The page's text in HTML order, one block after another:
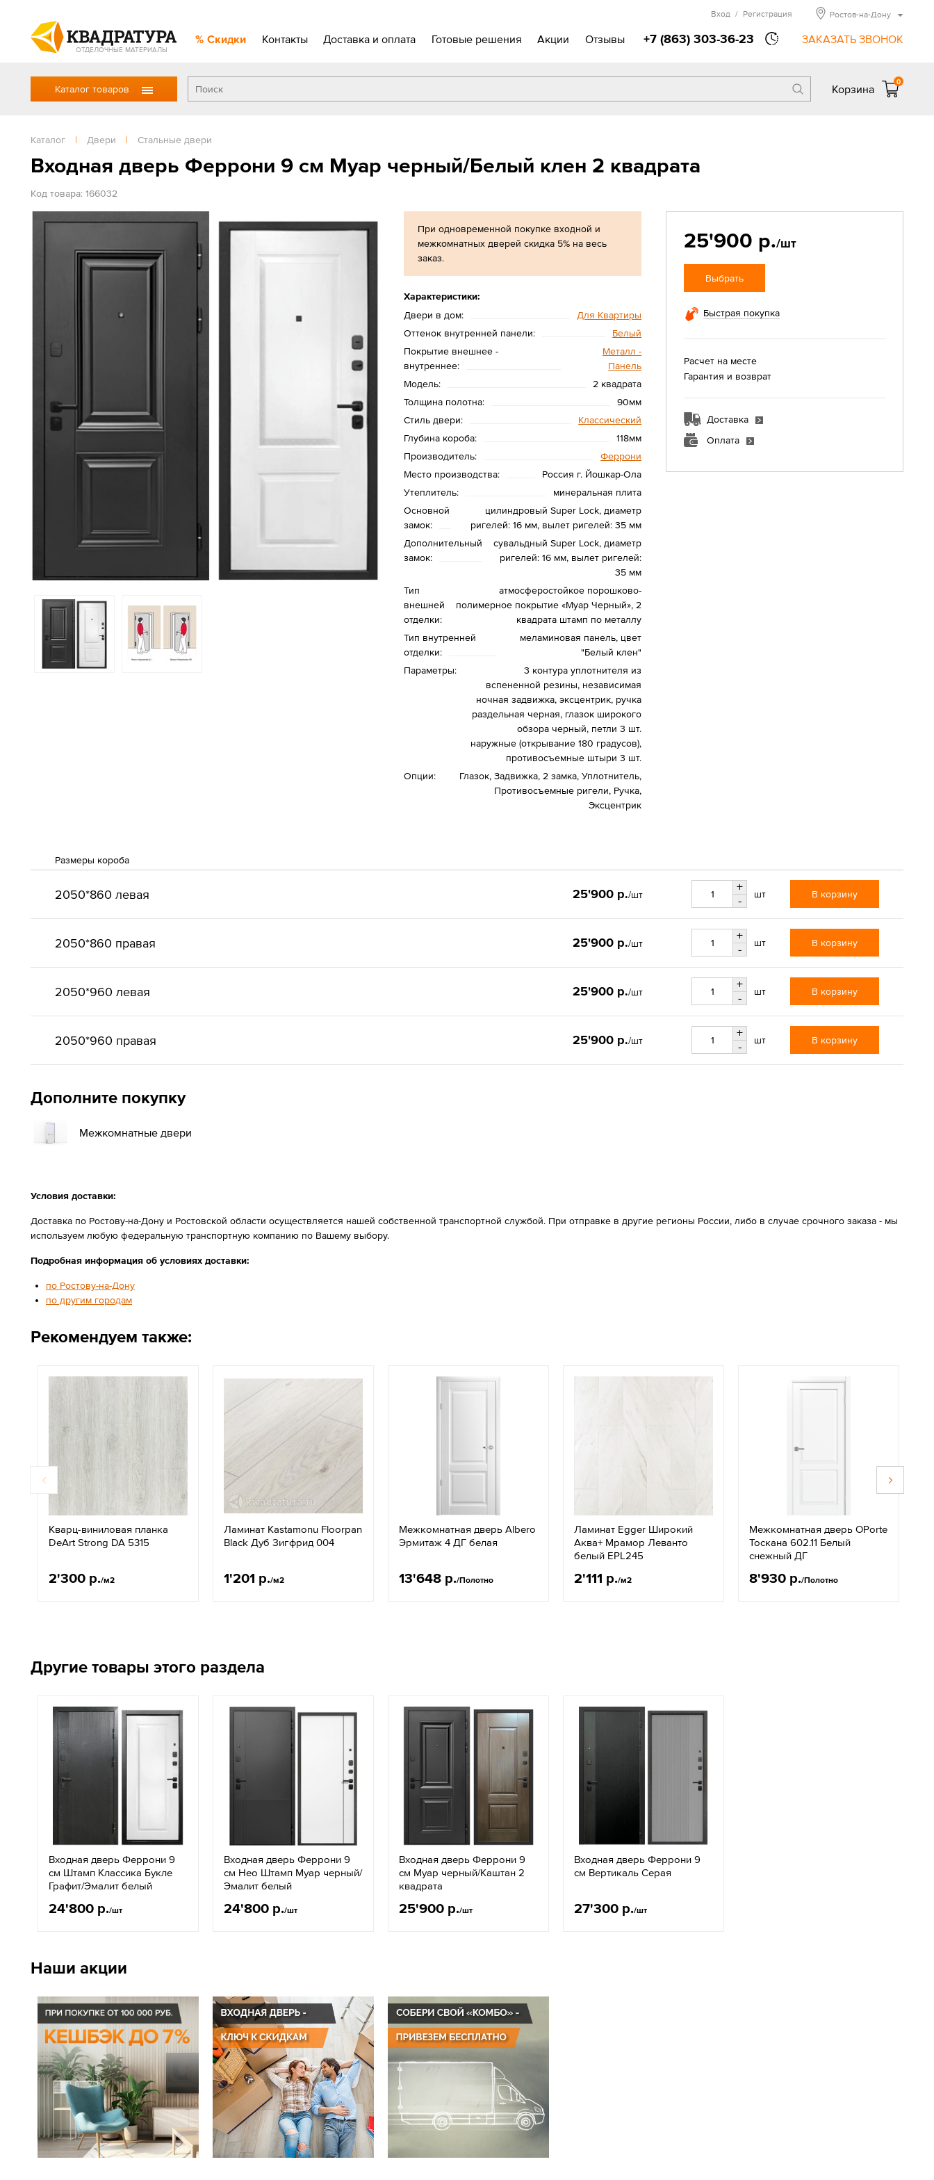
ОТДЕЛОЧНЫЕ МАТЕРИАЛЫ
Скидки Контакты Доставка и оплата Готовые решения Акции Отзывы +7 (863) 303-36-23 ЗАКАЗАТЬ ЗВОНОК
Вход / Регистрация Ростов-на-Дону
Каталог товаров Корзина
0
Каталог | Двери | Стальные двери
Входная дверь Феррони 9 см Муар черный/Белый клен 2 квадрата
Код товара: 166032
При одновременной покупке входной и
межкомнатных дверей скидка 5% на весь
заказ.
Характеристики:
Двери в дом:
Для Квартиры
Оттенок внутренней панели:
Белый
Покрытие внешнее -
внутреннее:
Металл -
Панель
Модель:
2 квадрата
Толщина полотна:
90мм
Стиль двери:
Классический
Глубина короба:
118мм
Производитель:
Феррони
Место производства:
Россия г. Йошкар-Ола
Утеплитель:
минеральная плита
Основной
замок:
цилиндровый Super Lock, диаметр
ригелей: 16 мм, вылет ригелей: 35 мм
Дополнительный
замок:
сувальдный Super Lock, диаметр
ригелей: 16 мм, вылет ригелей:
35 мм
Тип
внешней
отделки:
атмосферостойкое порошково-
полимерное покрытие «Муар Черный», 2
квадрата штамп по металлу
Тип внутренней
отделки:
меламиновая панель, цвет
"Белый клен"
Параметры:
3 контура уплотнителя из
вспененной резины, независимая
ночная задвижка, эксцентрик, ручка
раздельная черная, глазок широкого
обзора черный, петли 3 шт.
наружные (открывание 180 градусов),
противосъемные штыри 3 шт.
Опции:
Глазок, Задвижка, 2 замка, Уплотнитель,
Противосъемные ригели, Ручка,
Эксцентрик
25'900 р./шт
Выбрать
Быстрая покупка
Расчет на месте
Гарантия и возврат
Доставка
Оплата
Размеры короба
2050*860 левая 25'900 р./шт
+
-
шт В корзину
2050*860 правая 25'900 р./шт
+
-
шт В корзину
2050*960 левая 25'900 р./шт
+
-
шт В корзину
2050*960 правая 25'900 р./шт
+
-
шт В корзину
Дополните покупку
Межкомнатные двери
Условия доставки:
Доставка по Ростову-на-Дону и Ростовской области осуществляется нашей собственной транспортной службой. При отправке в другие регионы России, либо в случае срочного заказа - мы
используем любую федеральную транспортную компанию по Вашему выбору.
Подробная информация об условиях доставки:
по Ростову-на-Дону
по другим городам
Рекомендуем также:
Кварц-виниловая планка
DeArt Strong DA 5315
2'300 р./м2
Ламинат Kastamonu Floorpan
Black Дуб Зигфрид 004
1'201 р./м2
Межкомнатная дверь Albero
Эрмитаж 4 ДГ белая
13'648 р./Полотно
Ламинат Egger Широкий
Аква+ Мрамор Леванто
белый EPL245
2'111 р./м2
Межкомнатная дверь OPorte
Тоскана 602.11 Белый
снежный ДГ
8'930 р./Полотно
Другие товары этого раздела
Входная дверь Феррони 9
см Штамп Классика Букле
Графит/Эмалит белый
24'800 р./шт
Входная дверь Феррони 9
см Нео Штамп Муар черный/
Эмалит белый
24'800 р./шт
Входная дверь Феррони 9
см Муар черный/Каштан 2
квадрата
25'900 р./шт
Входная дверь Феррони 9
см Вертикаль Серая
27'300 р./шт
Наши акции